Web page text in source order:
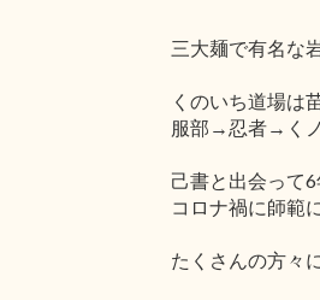
三大麺で有名な
くのいち道場は
服部→忍者→く
己書と出会って
コロナ禍に師範
たくさんの方々